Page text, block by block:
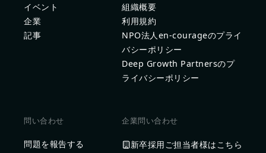
イベント
企業
記事
組織概要
利用規約
NPO法人en-courageのプライ
バシーポリシー
Deep Growth Partnersのプ
ライバシーポリシー
問い合わせ
問題を報告する
企業問い合わせ
新卒採用ご担当者様はこちら